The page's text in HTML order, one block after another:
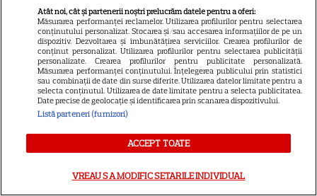
30
peripeții la 46 de ani: „Camera
mea era plină de inimioare
roșii și cioburi de sticlă”
VEDETE ROMÂNEŞTI
EXCLUSIV. Alexandra Tudor
dezvăluie ce face fiica ei când
ajunge în redacția Antena 1 și
Atât noi, cât și partenerii noștri prelucrăm datele pentru a oferi:
Măsurarea performanței reclamelor. Utilizarea profilurilor pentru selectarea
conținutului personalizat. Stocarea și/sau accesarea informațiilor de pe un
dispozitiv. Dezvoltarea și îmbunătățirea serviciilor. Crearea profilurilor de
conținut personalizat. Utilizarea profilurilor pentru selectarea publicității
personalizate. Crearea profilurilor pentru publicitate personalizată.
Măsurarea performanței conținutului. Înțelegerea publicului prin statistici
sau combinații de date din surse diferite. Utilizarea datelor limitate pentru a
selecta conținutul. Utilizarea de date limitate pentru a selecta publicitatea.
Date precise de geolocație și identificarea prin scanarea dispozitivului.
Listă parteneri (furnizori)
ACCEPT TOATE
VREAU SA MODIFIC SETARILE INDIVIDUAL